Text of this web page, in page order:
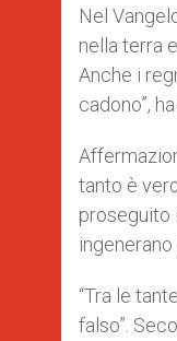
Nel
nella terra
Anche i
cadono”,
tanto è
proseguito
“Tra le
falso”.